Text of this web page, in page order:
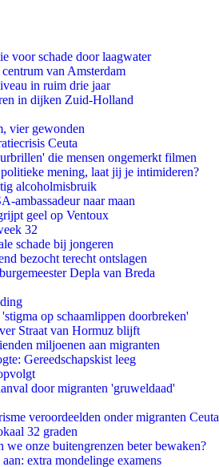
voor schade door laagwater
van Amsterdam
in ruim drie jaar
in dijken Zuid-Holland
vier gewonden
Ceuta
die mensen ongemerkt filmen
mening, laat jij je intimideren?
alcoholmisbruik
ambassadeur naar maan
geel op Ventoux
32
schade bij jongeren
bezocht terecht ontslagen
Depla van Breda
op schaamlippen doorbreken'
Straat van Hormuz blijft
miljoenen aan migranten
Gereedschapskist leeg
door migranten 'gruweldaad'
veroordeelden onder migranten Ceuta
32 graden
we onze buitengrenzen beter bewaken?
extra mondelinge examens